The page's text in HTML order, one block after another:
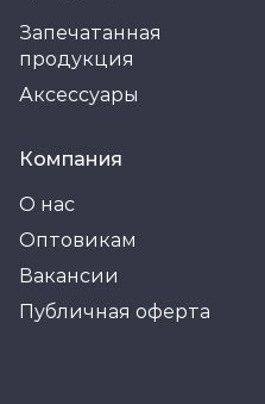
Запечатанная
продукция
Аксессуары
Компания
О нас
Оптовикам
Вакансии
Публичная оферта